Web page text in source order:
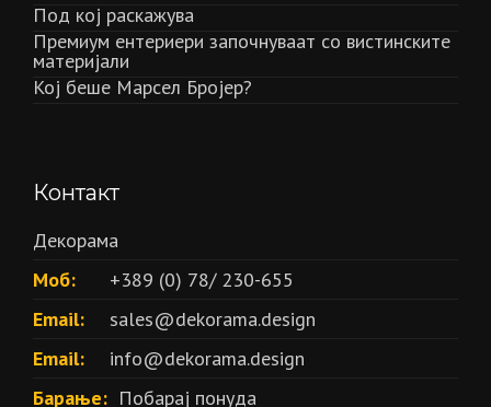
Под кој раскажува
Премиум ентериери започнуваат со вистинските
материјали
Кој беше Марсел Бројер?
Контакт
Декорама
Моб:
+389 (0) 78/ 230-655
Email:
sales@dekorama.design
Email:
info@dekorama.design
Барање: Побарај понуда